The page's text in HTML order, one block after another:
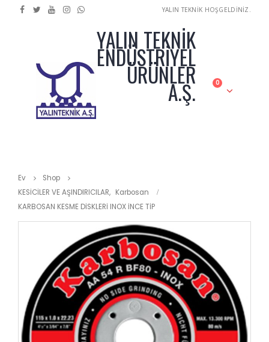
YALIN TEKNİK HOŞGELDİNİZ.
YALIN TEKNİK
ENDÜSTRİYEL
ÜRÜNLER
A.Ş. 0
Ev
Shop
KESİCİLER VE AŞINDIRICILAR, Karbosan
KARBOSAN KESME DİSKLERİ INOX İNCE TİP